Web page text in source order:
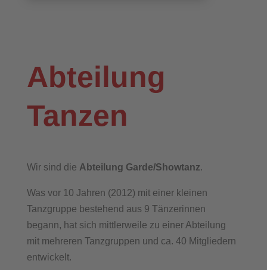
Abteilung
Tanzen
Wir sind die Abteilung Garde/Showtanz.
Was vor 10 Jahren (2012) mit einer kleinen
Tanzgruppe bestehend aus 9 Tänzerinnen
begann, hat sich mittlerweile zu einer Abteilung
mit mehreren Tanzgruppen und ca. 40 Mitgliedern
entwickelt.